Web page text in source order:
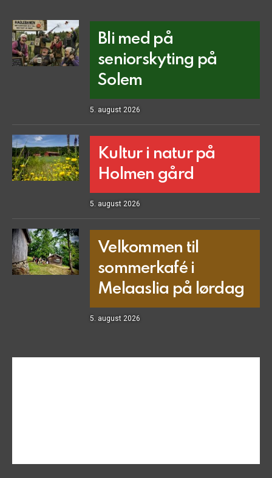
Bli med på
seniorskyting på
Solem
5. august 2026
Kultur i natur på
Holmen gård
5. august 2026
Velkommen til
sommerkafé i
Melaaslia på lørdag
5. august 2026